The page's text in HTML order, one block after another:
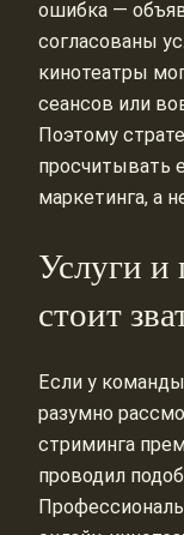
ошибка —
согласованы
кинотеатры
сеансов или
Поэтому
просчитывать
маркетинга, а
Услуги и
стоит
Если у
разумно
стриминга
проводил